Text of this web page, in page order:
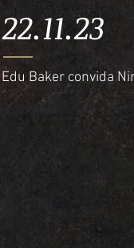
22.11.23
Edu Baker convida